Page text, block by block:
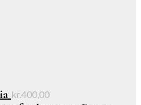
kr.400,00